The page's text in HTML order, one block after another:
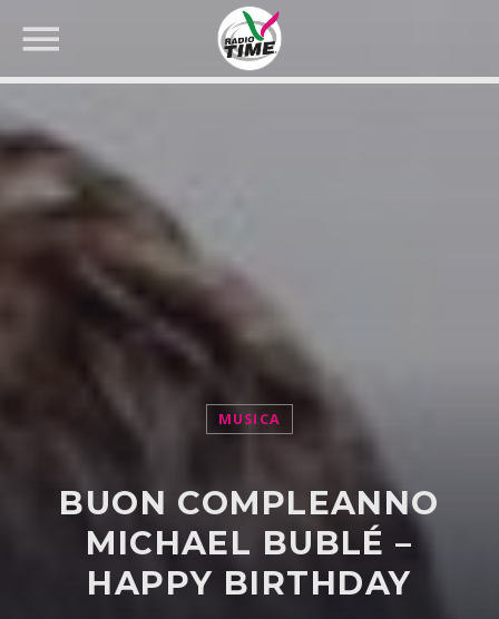
CERCA NEL SITO WEB:
MUSICA
BUON COMPLEANNO
MICHAEL BUBLÉ –
HAPPY BIRTHDAY